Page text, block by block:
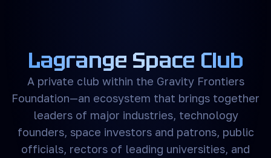
Lagrange Space Club
A private club within the Gravity Frontiers
Foundation—an ecosystem that brings together
leaders of major industries, technology
founders, space investors and patrons, public
officials, rectors of leading universities, and